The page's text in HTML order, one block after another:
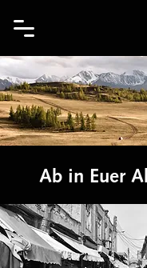
Ab in Euer